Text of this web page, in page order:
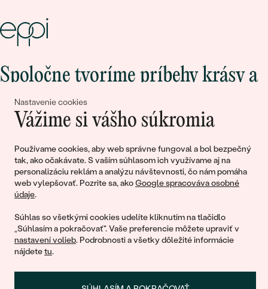
Nastavenie cookies
Vážime si vášho súkromia
Používame cookies, aby web správne fungoval a bol bezpečný
tak, ako očakávate. S vaším súhlasom ich využívame aj na
personalizáciu reklám a analýzu návštevnosti, čo nám pomáha
web vylepšovať. Pozrite sa, akoGoogle spracováva osobné
údaje.
Súhlas so všetkými cookies udelíte kliknutím na tlačidlo
„Súhlasím a pokračovať". Vaše preferencie môžete upraviť v
nastavení volieb. Podrobnosti a všetky dôležité informácie
nájdetetu.
Spoločne tvoríme príbehy krásy a
lásky
© 2011 - 2026, Eppi.sk